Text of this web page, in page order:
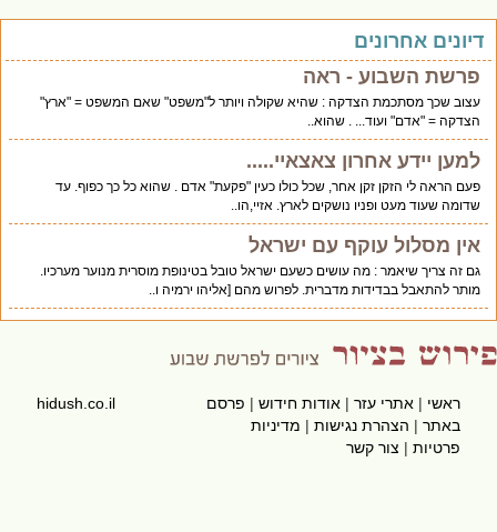
אחרונים
פרשת השבוע - ראה
עצוב שכך מסתכמת הצדקה : שהיא שקולה ויותר ל"משפט" שאם המשפט = "ארץ"
הצדקה = "אדם" ועוד... . שהוא..
למען יידע אחרון צאצאיי.....
פעם הראה לי הזקן זקן אחר, שכל כולו כעין "פקעת" אדם . שהוא כל כך כפוף. עד
שדומה שעוד מעט ופניו נושקים לארץ. אזיי,הו..
אין מסלול עוקף עם ישראל
גם זה צריך שיאמר : מה עושים כשעם ישראל טובל בטינופת מוסרית מנוער מערכיו.
מותר להתאבל בבדידות מדברית. לפרוש מהם [אליהו ירמיה ו..
ראשי|אתרי עזר|אודות חידוש|פרסם
באתר|הצהרת נגישות|מדיניות
פרטיות|צור קשר
hidush.co.il